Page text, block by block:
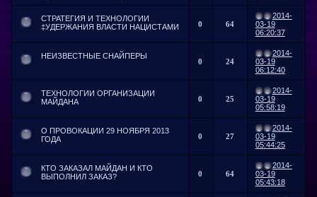
СТРАТЕГИЯ И ТЕХНОЛОГИИ
‡УДЕРЖАНИЯ ВЛАСТИ НАЦИСТАМИ
0 64
2014-
03-19
06:20:37
НЕИЗВЕСТНЫЕ СНАЙПЕРЫ
0 24
2014-
03-19
06:12:40
ТЕХНОЛОГИИ ОРГАНИЗАЦИИ
МАЙДАНА
0 25
2014-
03-19
05:58:19
О ПРОВОКАЦИИ 29 НОЯБРЯ 2013
ГОДА
0 27
2014-
03-19
05:44:25
КТО ЗАКАЗАЛ МАЙДАН И КТО
ВЫПОЛНИЛ ЗАКАЗ?
0 64
2014-
03-19
05:43:18